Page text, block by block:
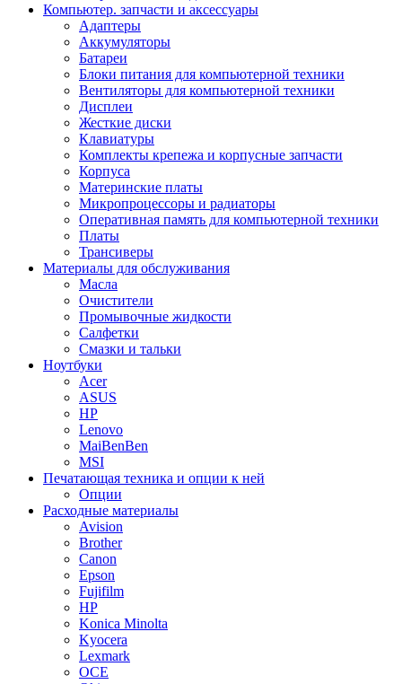
Компьютер. запчасти и аксессуары
Адаптеры
Аккумуляторы
Батареи
Блоки питания для компьютерной техники
Вентиляторы для компьютерной техники
Дисплеи
Жесткие диски
Клавиатуры
Комплекты крепежа и корпусные запчасти
Корпуса
Материнские платы
Микропроцессоры и радиаторы
Оперативная память для компьютерной техники
Платы
Трансиверы
Материалы для обслуживания
Масла
Очистители
Промывочные жидкости
Салфетки
Смазки и тальки
Ноутбуки
Acer
ASUS
HP
Lenovo
MaiBenBen
MSI
Печатающая техника и опции к ней
Опции
Расходные материалы
Avision
Brother
Canon
Epson
Fujifilm
HP
Konica Minolta
Kyocera
Lexmark
OCE